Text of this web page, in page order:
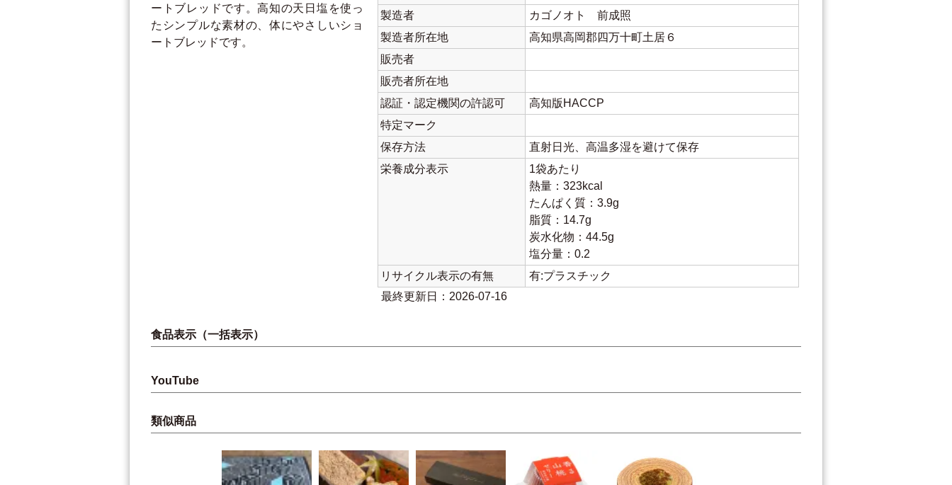
ートブレッドです。高知の天日塩を使っ
たシンプルな素材の、体にやさしいショ
ートブレッドです。
製造者
カゴノオト 前成照
製造者所在地
高知県高岡郡四万十町土居６
販売者
販売者所在地
認証・認定機関の許認可
高知版HACCP
特定マーク
保存方法
直射日光、高温多湿を避けて保存
栄養成分表示
1袋あたり
熱量：323kcal
たんぱく質：3.9g
脂質：14.7g
炭水化物：44.5g
塩分量：0.2
リサイクル表示の有無
有:プラスチック
最終更新日：2026-07-16
食品表示（一括表示）
YouTube
類似商品